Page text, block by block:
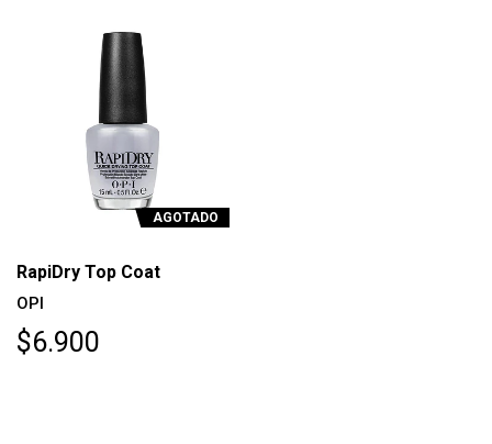
AGOTADO
RapiDry Top Coat
OPI
$6.900